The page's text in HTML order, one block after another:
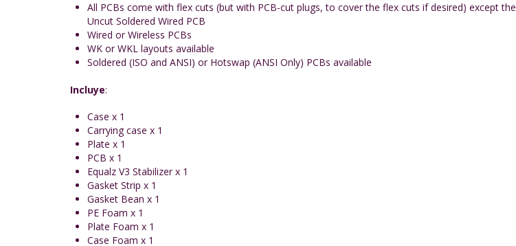
All PCBs come with flex cuts (but with PCB-cut plugs, to cover the flex cuts if desired) except the
Uncut Soldered Wired PCB
Wired or Wireless PCBs
WK or WKL layouts available
Soldered (ISO and ANSI) or Hotswap (ANSI Only) PCBs available
Incluye:
Case x 1
Carrying case x 1
Plate x 1
PCB x 1
Equalz V3 Stabilizer x 1
Gasket Strip x 1
Gasket Bean x 1
PE Foam x 1
Plate Foam x 1
Case Foam x 1